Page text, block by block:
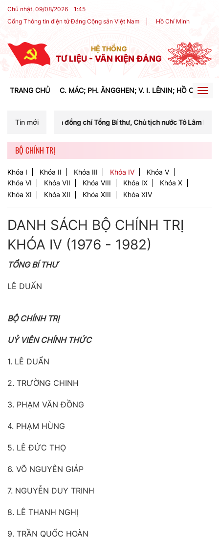
Chủ nhật, 09/08/2026 1 :45
Cổng Thông tin điện tử Đảng Cộng sản Việt Nam
Hồ Chí Minh
HỆ THỐNG
TƯ LIỆU - VĂN KIỆN ĐẢNG
TRANG CHỦ C. MÁC; PH. ĂNGGHEN; V. I. LÊNIN; HỒ CHÍ
Tin mới
đồng chí Tổng Bí thư, Chủ tịch nước Tô Lâm khai mạc Hội nghị
BỘ CHÍNH TRỊ
Khóa I Khóa II Khóa III Khóa IV
Khóa V
Khóa VI
Khóa VII Khóa VIII Khóa IX
Khóa X
Khóa XI
Khóa XII Khóa XIII Khóa XIV
DANH SÁCH BỘ CHÍNH TRỊ
KHÓA IV (1976 - 1982)
TỔNG BÍ THƯ
LÊ DUẨN
BỘ CHÍNH TRỊ
UỶ VIÊN CHÍNH THỨC
1. LÊ DUẨN
2. TRƯỜNG CHINH
3. PHẠM VĂN ĐỒNG
4. PHẠM HÙNG
5. LÊ ĐỨC THỌ
6. VÕ NGUYÊN GIÁP
7. NGUYỄN DUY TRINH
8. LÊ THANH NGHỊ
9. TRẦN QUỐC HOÀN